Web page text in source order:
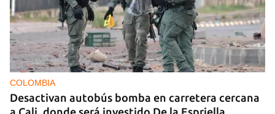
COLOMBIA
Desactivan autobús bomba en carretera cercana